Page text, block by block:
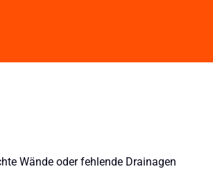
Wände oder fehlende Drainagen